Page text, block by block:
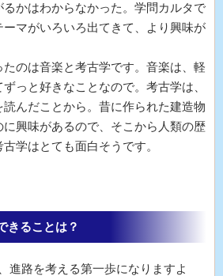
かはわからなかった。学問カルタで
マがいろいろ出てきて、より興味が
たのは音楽と考古学です。音楽は、軽
っと好きなことなので。考古学は、
んだことから。昔に作られた建造物
に興味があるので、そこから人類の歴
学はとても面白そうです。
きることは？
進路を考える第一歩になりますよ